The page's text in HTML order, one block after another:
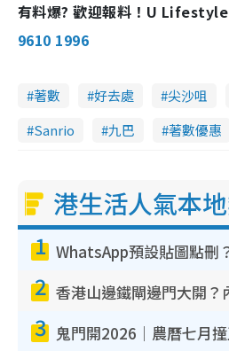
有料爆? 歡迎報料！U
9610 1996
著數 好去處 尖沙咀
Sanrio
九巴 著數優惠
港生活人氣本
1
2
3